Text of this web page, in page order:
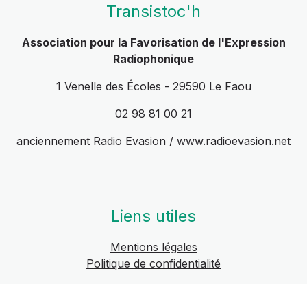
Transistoc'h
Association pour la Favorisation de l'Expression
Radiophonique
1 Venelle des Écoles - 29590 Le Faou
02 98 81 00 21
anciennement Radio Evasion / www.radioevasion.net
Liens utiles
Mentions légales
Politique de confidentialité